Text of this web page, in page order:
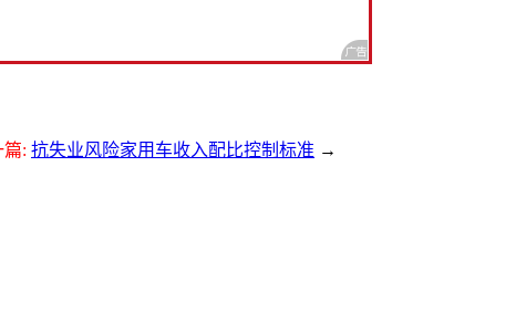
篇: 抗失业风险家用车收入配比控制标准 →